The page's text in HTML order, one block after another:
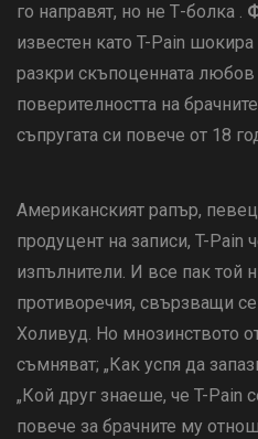
го направят, но не Т-болка .
известен като T-Pain
разкри скъпоценната любов
поверителността на
съпругата си повече от 18
Американският рапър,
продуцент на записи, T-Pain
изпълнители. И все пак той
противоречия, свързващи
Холивуд. Но мнозинството
съмняват; „Как успя да
„Кой друг знаеше, че T-Pain
повече за брачните му